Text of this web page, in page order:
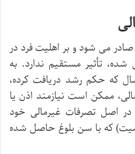
صادر می شود و بر اهلیت فرد در
تأثیر مستقیم ندارد. به
دیگر، فرد بالغ زیر 18 سال که حکم رشد دریافت کرده،
ممکن است نیازمند اذن یا
در اصل تصرفات غیرمالی خود
که با سن بلوغ حاصل شده